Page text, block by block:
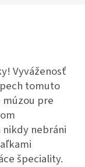
Vyváženosť
tomuto
pre
nebráni
špeciality.